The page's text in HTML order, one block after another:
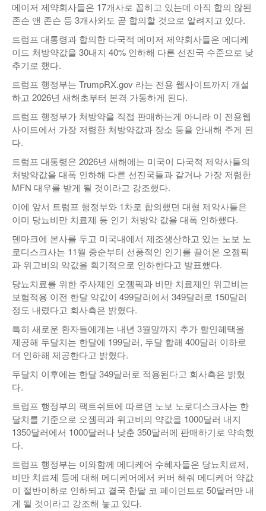
메이저 제약회사들은 17개사로 꼽히고 있는데 아직 합의 않된
존슨 앤 존슨 등 3개사와도 곧 합의할 것으로 알려지고 있다.
트럼프 대통령과 합의한 다국적 메이저 제약회사들은 메디케
이드 처방약값을 30내지 40% 인하해 다른 선진국 수준으로 낮
추기로 했다.
트럼프 행정부는 TrumpRX.gov 라는 전용 웹사이트까지 개설
하고 2026년 새해초부터 본격 가동하게 된다.
트럼프 행정부가 처방약을 직접 판매하는게 아니라 이 전용웹
사이트에서 가장 저렴한 처방약값과 장소 등을 안내해 주게 된
다.
트럼프 대통령은 2026년 새해에는 미국이 다국적 제약사들의
처방약값을 대폭 인하해 다른 선진국들과 같거나 가장 저렴한
MFN 대우를 받게 될 것이라고 강조했다.
이에 앞서 트럼프 행정부와 1차로 합의했던 대형 제약사들은
이미 당뇨비만 치료제 등 인기 처방약 값을 대폭 인하했다.
덴마크에 본사를 두고 미국내에서 제조생산하고 있는 노보 노
로디스크사는 11월 중순부터 선풍적인 인기를 끌어온 오젬픽
과 위고비의 약값을 획기적으로 인하한다고 발표했다.
당뇨치료를 위한 주사제인 오젬픽과 비만 치료제인 위고비는
보험적용 이전 한달 약값이 499달러에서 349달러로 150달러
정도 내렸다고 회사측은 밝혔다.
특히 새로운 환자들에게는 내년 3월말까지 추가 할인혜택을
제공해 두달치는 한달에 199달러, 두달 합해 400달러 이하로
더 인하해 제공한다고 밝혔다.
두달치 이후에는 한달 349달러로 적용된다고 회사측은 밝혔
다.
트럼프 행정부의 팩트쉬트에 따르면 노보 노로디스크사는 한
달치를 기준으로 오젬픽과 위고비의 약값을 1000달러 내지
1350달러에서 1000달러나 낮춘 350달러에 판매하기로 약속했
다.
트럼프 행정부는 이와함께 메디케어 수혜자들은 당뇨치료제,
비만 치료제 등에 대해 메디케어에서 커버 해줘 메디케어 약값
이 절반이하로 인하되고 결국 한달 코 페이먼트로 50달러만 내
게 될 것이라고 강조해 놓고 있다.